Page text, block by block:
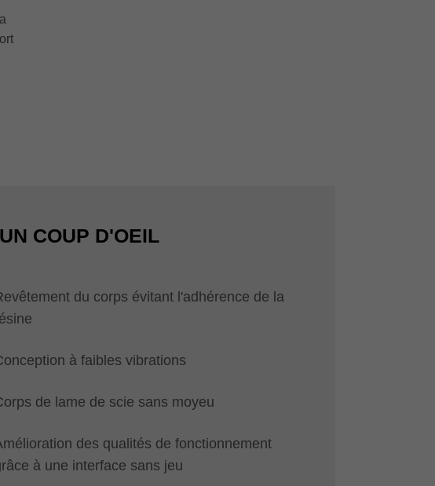
COUP D'OEIL
du corps évitant l'adhérence de la
à faibles vibrations
de lame de scie sans moyeu
des qualités de fonctionnement
à une interface sans jeu